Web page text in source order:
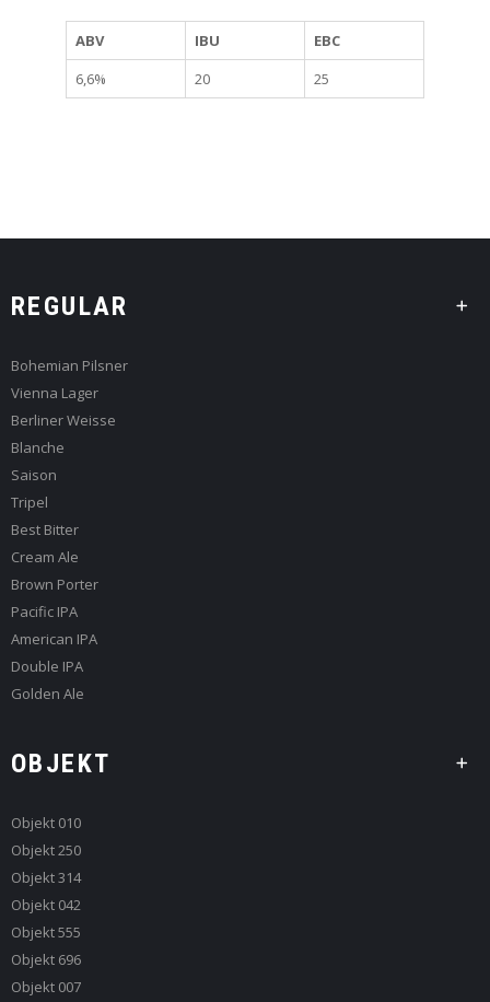
ABV IBU
EBC
6,6%
20 25
REGULAR
Bohemian Pilsner
Vienna Lager
Berliner Weisse
Blanche
Saison
Tripel
Best Bitter
Cream Ale
Brown Porter
Pacific IPA
American IPA
Double IPA
Golden Ale
OBJEKT
Objekt 010
Objekt 250
Objekt 314
Objekt 042
Objekt 555
Objekt 696
Objekt 007